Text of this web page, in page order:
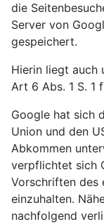
die
Server von
gespeichert.
Hierin liegt auch
Art 6 Abs. 1 S. 1
Google hat sich
Union und den
Abkommen
verpflichtet sich
Vorschriften des
einzuhalten.
nachfolgend